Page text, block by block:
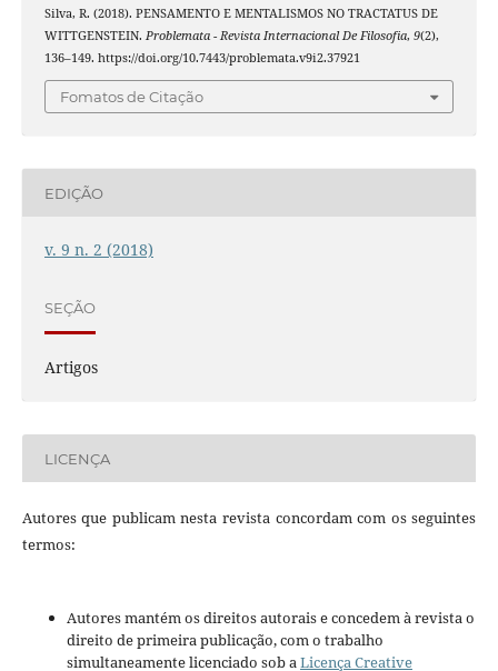
Silva, R. (2018). PENSAMENTO E MENTALISMOS NO TRACTATUS DE
WITTGENSTEIN. Problemata - Revista Internacional De Filosofia, 9(2),
136–149. https://doi.org/10.7443/problemata.v9i2.37921
Fomatos de Citação
EDIÇÃO
v. 9 n. 2 (2018)
SEÇÃO
Artigos
LICENÇA
Autores que publicam nesta revista concordam com os seguintes
termos:
Autores mantém os direitos autorais e concedem à revista o
direito de primeira publicação, com o trabalho
simultaneamente licenciado sob aLicença Creative